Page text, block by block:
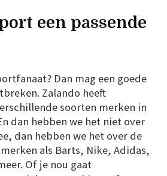
een passende
Dan mag een goede
Zalando heeft
soorten merken in
dan hebben we het niet over
dan hebben we het over de
als Barts, Nike, Adidas,
Of je nou gaat